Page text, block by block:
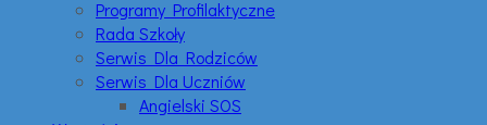
Programy Profilaktyczne
Rada Szkoły
Serwis Dla Rodziców
Serwis Dla Uczniów
Angielski SOS